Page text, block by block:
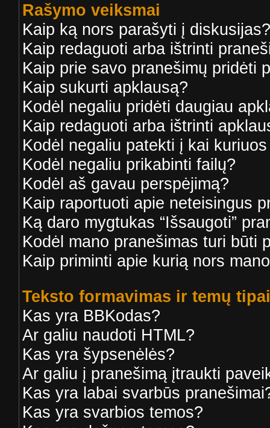
Rašymo veiksmai
Kaip ką nors parašyti į diskusijas?
Kaip redaguoti arba ištrinti
Kaip prie savo pranešimų pridėti
Kaip sukurti apklausą?
Kodėl negaliu pridėti daugiau
Kaip redaguoti arba ištrinti
Kodėl negaliu patekti į kai
Kodėl negaliu prikabinti failų?
Kodėl aš gavau perspėjimą?
Kaip raportuoti apie neteisingus
Ką daro mygtukas “Išsaugoti”
Kodėl mano pranešimas turi būti
Kaip priminti apie kurią nors
Teksto formavimas ir temų tipai
Kas yra BBKodas?
Ar galiu naudoti HTML?
Kas yra šypsenėlės?
Ar galiu į pranešimą įtraukti
Kas yra labai svarbūs
Kas yra svarbios temos?